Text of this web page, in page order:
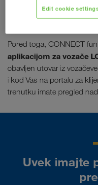
saobraćajnih zastoja,
trenutku budete u toku.
Pored toga, CONNECT
aplikacijom za vozače
obavljen utovar iz
i kod Vas na portalu za
trenutku imate pregled
Uvek imajte
Edit cookie